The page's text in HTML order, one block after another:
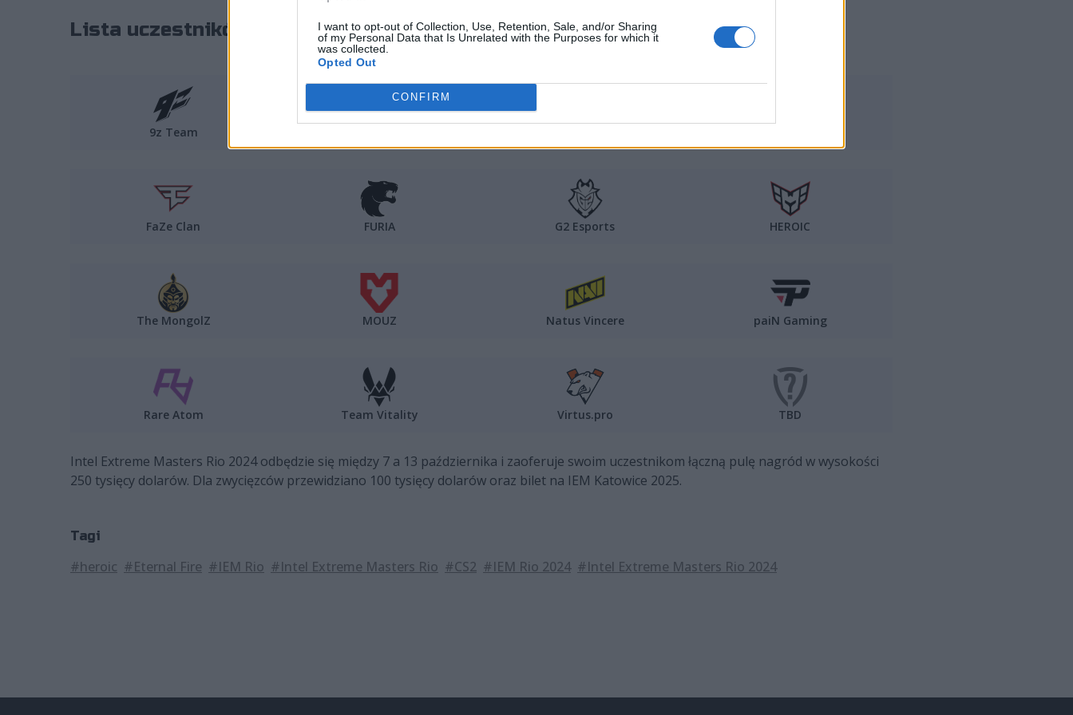
I want to opt-out of Collection, Use, Retention, Sale, and/or Sharing
of my Personal Data that Is Unrelated with the Purposes for which it
was collected.
Opted Out
CONFIRM
Lista uczestników IEM Rio 2024wygląda tak:
9z Team
FaZe Clan FURIA G2 Esports HEROIC
The MongolZ MOUZ Natus Vincere paiN Gaming
Rare Atom Team Vitality Virtus.pro TBD
Intel Extreme Masters Rio 2024 odbędzie się między 7 a 13 października i zaoferuje swoim uczestnikom łączną pulę nagród w wysokości
250 tysięcy dolarów. Dla zwycięzców przewidziano 100 tysięcy dolarów oraz bilet na IEM Katowice 2025.
Tagi
#heroic #Eternal Fire #IEM Rio #Intel Extreme Masters Rio #CS2 #IEM Rio 2024 #Intel Extreme Masters Rio 2024